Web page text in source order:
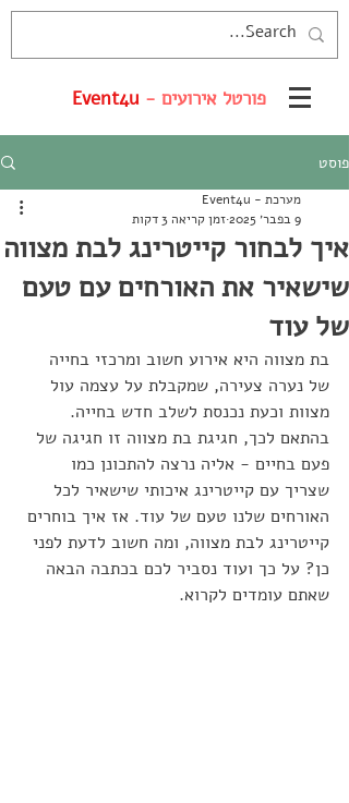
פורטל אירועים - Event4u
פוסט
איך לבחור קייטרינג לבת מצווה
שישאיר את האורחים עם טעם
של עוד
מערכת - Event4u
9 בפבר׳ 2025
זמן קריאה 3 דקות
בת מצווה היא אירוע חשוב ומרכזי בחייה
של נערה צעירה, שמקבלת על עצמה עול
מצוות וכעת נכנסת לשלב חדש בחייה.
בהתאם לכך, חגיגת בת מצווה זו חגיגה של
פעם בחיים - אליה נרצה להתכונן כמו
שצריך עם קייטרינג איכותי שישאיר לכל
האורחים שלנו טעם של עוד. אז איך בוחרים
קייטרינג לבת מצווה, ומה חשוב לדעת לפני
כן? על כך ועוד נסביר לכם בכתבה הבאה
שאתם עומדים לקרוא.